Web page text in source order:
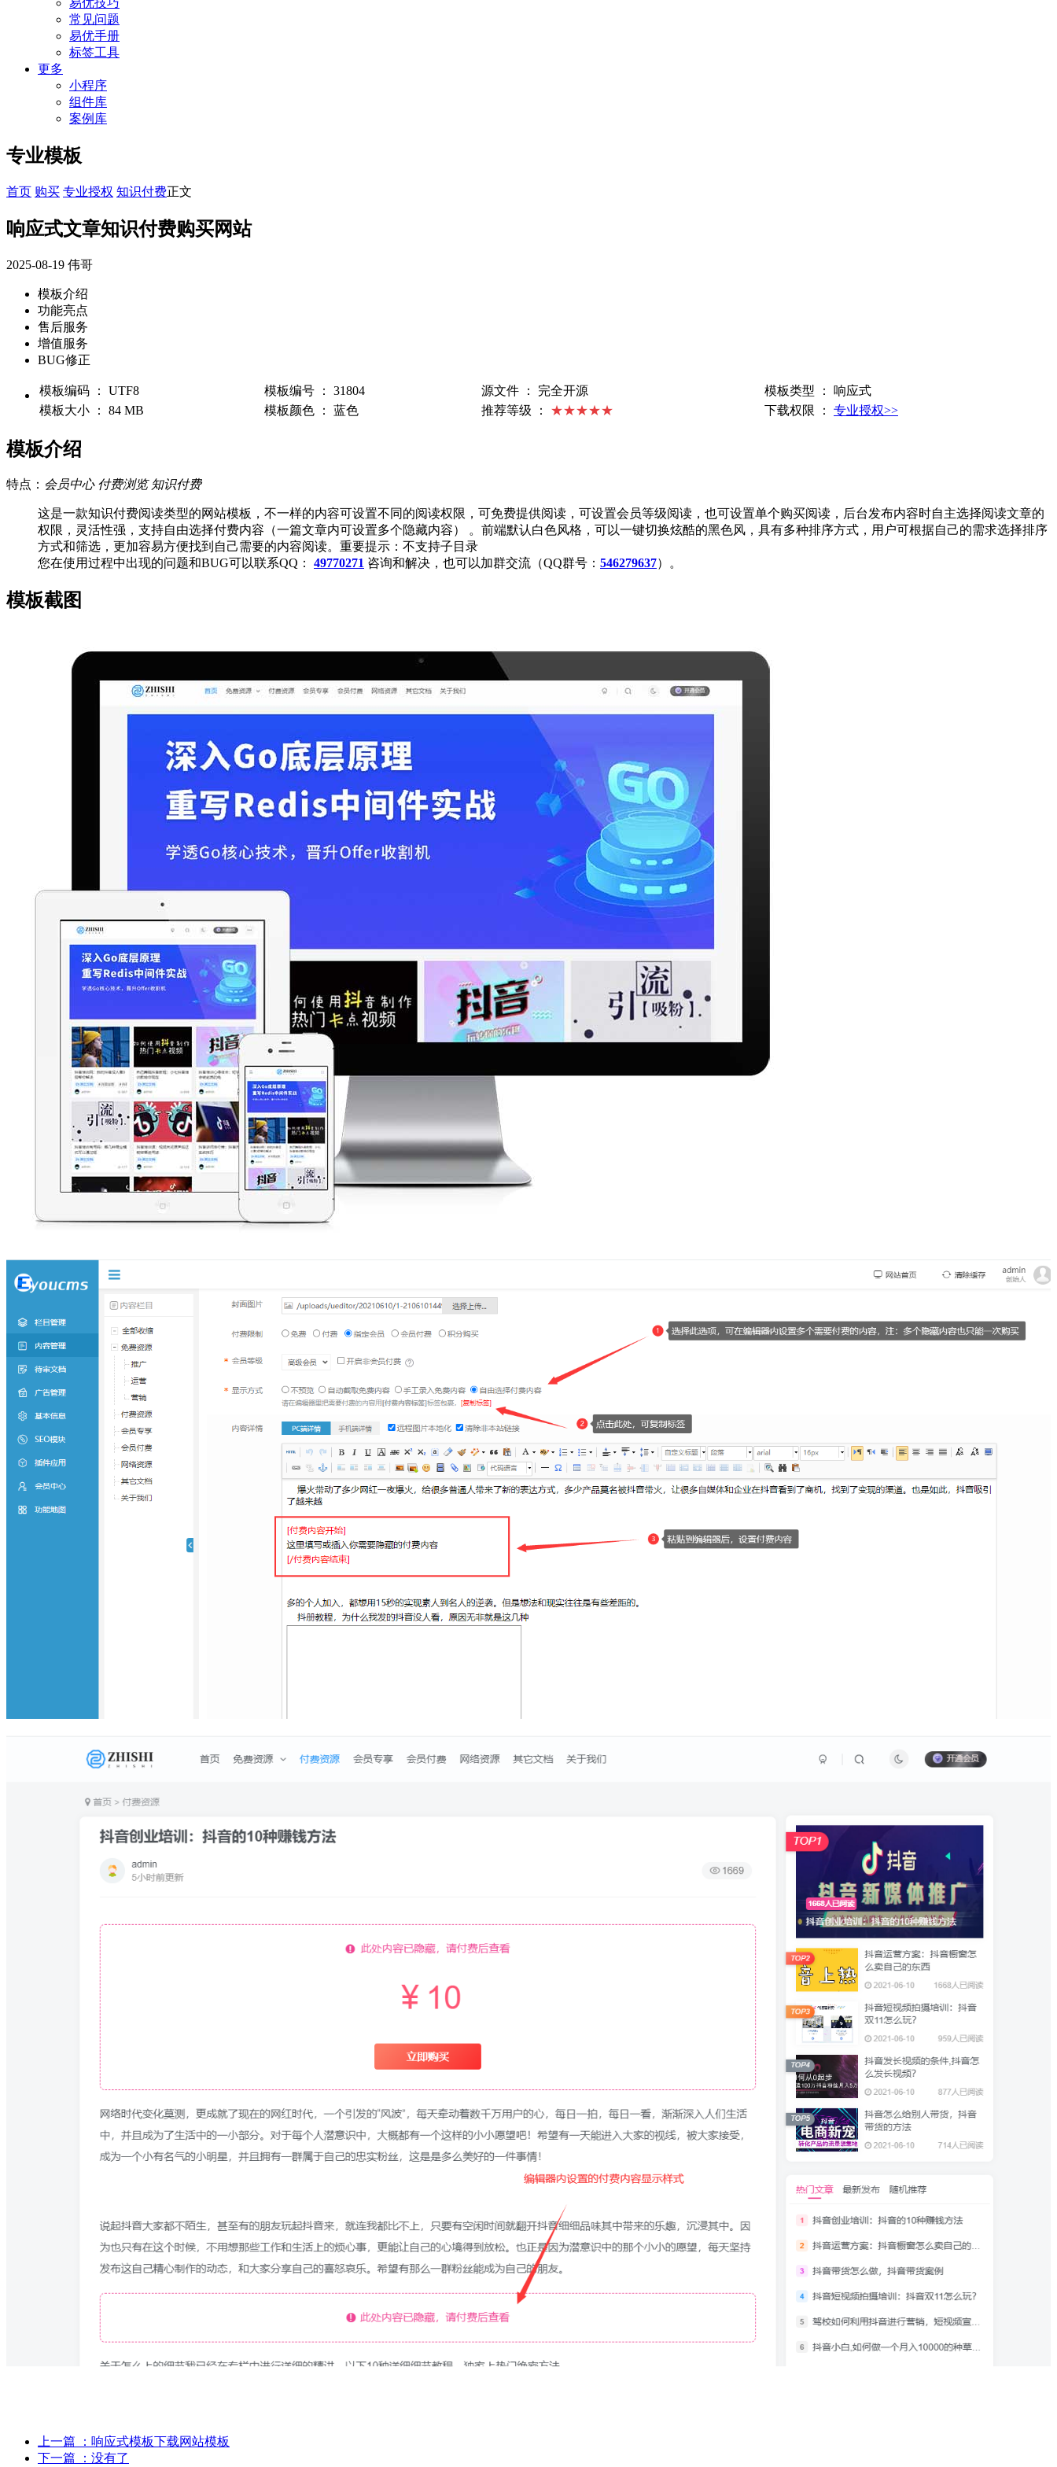
易优技巧
常见问题
易优手册
标签工具
更多
小程序
组件库
案例库
专业模板
首页 购买 专业授权 知识付费正文
响应式文章知识付费购买网站
2025-08-19 伟哥
模板介绍
功能亮点
售后服务
增值服务
BUG修正
模板编码 ： UTF8 模板编号 ： 31804 源文件 ： 完全开源
模板类型 ： 响应式
模板大小 ： 84 MB
模板颜色 ： 蓝色 推荐等级 ： ★★★★★ 下载权限 ： 专业授权>>
模板介绍
特点： 会员中心 付费浏览 知识付费
这是一款知识付费阅读类型的网站模板，不一样的内容可设置不同的阅读权限，可免费提供阅读，可设置会员等级阅读，也可设置单个购买阅读，后台发布内容时自主选择阅读文章的
权限，灵活性强， 支持自由选择付费内容（一篇文章内可设置多个隐藏内容） 。前端默认白色风格，可以一键切换炫酷的黑色风，具有多种排序方式，用户可根据自己的需求选择排序
方式和筛选，更加容易方便找到自己需要的内容阅读。 重要提示：不支持子目录
您在使用过程中出现的问题和BUG可以联系QQ： 49770271 咨询和解决，也可以加群交流（QQ群号： 546279637）。
模板截图
上一篇
：响应式模板下载网站模板
下一篇
：没有了